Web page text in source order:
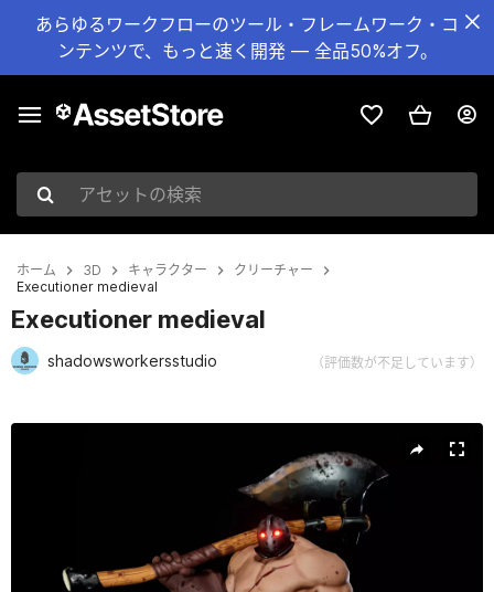
あらゆるワークフローのツール・フレームワーク・コ
ンテンツで、もっと速く開発 — 全品50%オフ。
アセットの検索
ホーム 3D キャラクター
クリーチャー
Executioner medieval
Executioner medieval
shadowsworkersstudio （評価数が不足しています）